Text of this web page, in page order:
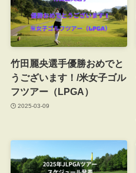
竹田麗央選手優勝おめでと
うございます！/米女子ゴル
フツアー（LPGA）
2025-03-09